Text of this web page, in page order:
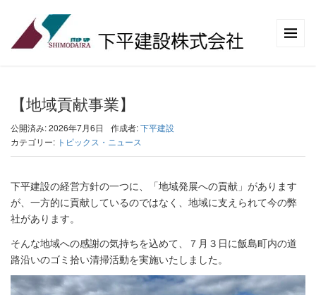
【地域貢献事業】
公開済み: 2026年7月6日 作成者:下平建設
カテゴリー: トピックス・ニュース
下平建設の経営方針の一つに、「地域発展への貢献」があります
が、一方的に貢献しているのではなく、地域に支えられて今の弊
社があります。
そんな地域への感謝の気持ちを込めて、７月３日に飯島町内の道
路沿いのゴミ拾い清掃活動を実施いたしました。